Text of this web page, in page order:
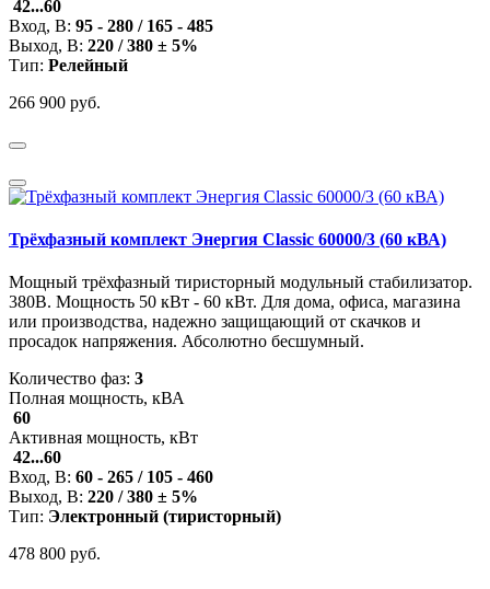
42...60
Вход, В: 95 - 280 / 165 - 485
Выход, В: 220 / 380 ± 5%
Тип: Релейный
266 900 руб.
Трёхфазный комплект Энергия Classic 60000/3 (60 кВА)
Мощный трёхфазный тиристорный модульный стабилизатор.
380В. Мощность 50 кВт - 60 кВт. Для дома, офиса, магазина
или производства, надежно защищающий от скачков и
просадок напряжения. Абсолютно бесшумный.
Количество фаз: 3
Полная мощность, кВА
60
Активная мощность, кВт
42...60
Вход, В: 60 - 265 / 105 - 460
Выход, В: 220 / 380 ± 5%
Тип: Электронный (тиристорный)
478 800 руб.